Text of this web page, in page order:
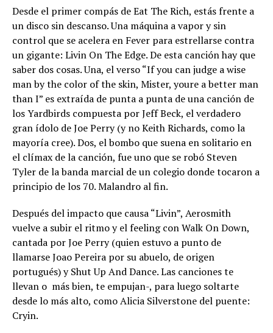
Desde el primer compás de Eat The Rich, estás frente a
un disco sin descanso. Una máquina a vapor y sin
control que se acelera en Fever para estrellarse contra
un gigante: Livin On The Edge. De esta canción hay que
saber dos cosas. Una, el verso “If you can judge a wise
man by the color of the skin, Mister, youre a better man
than I” es extraída de punta a punta de una canción de
los Yardbirds compuesta por Jeff Beck, el verdadero
gran ídolo de Joe Perry (y no Keith Richards, como la
mayoría cree). Dos, el bombo que suena en solitario en
el clímax de la canción, fue uno que se robó Steven
Tyler de la banda marcial de un colegio donde tocaron a
principio de los 70. Malandro al fin.
Después del impacto que causa “Livin”, Aerosmith
vuelve a subir el ritmo y el feeling con Walk On Down,
cantada por Joe Perry (quien estuvo a punto de
llamarse Joao Pereira por su abuelo, de origen
portugués) y Shut Up And Dance. Las canciones te
llevan o más bien, te empujan-, para luego soltarte
desde lo más alto, como Alicia Silverstone del puente:
Cryin.